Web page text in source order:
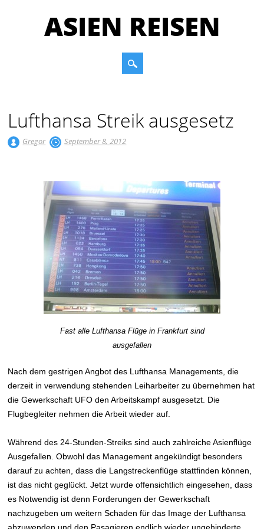
ASIEN REISEN
Lufthansa Streik ausgesetz
Gregor September 8, 2012
Fast alle Lufthansa Flüge in Frankfurt sind
ausgefallen
Nach dem gestrigen Angbot des Lufthansa Managements, die
derzeit in verwendung stehenden Leiharbeiter zu übernehmen hat
die Gewerkschaft UFO den Arbeitskampf ausgesetzt. Die
Flugbegleiter nehmen die Arbeit wieder auf.
Während des 24-Stunden-Streiks sind auch zahlreiche Asienflüge
Ausgefallen. Obwohl das Management angekündigt besonders
darauf zu achten, dass die Langstreckenflüge stattfinden können,
ist das nicht geglückt. Jetzt wurde offensichtlich eingesehen, dass
es Notwendig ist denn Forderungen der Gewerkschaft
nachzugeben um weitern Schaden für das Image der Lufthansa